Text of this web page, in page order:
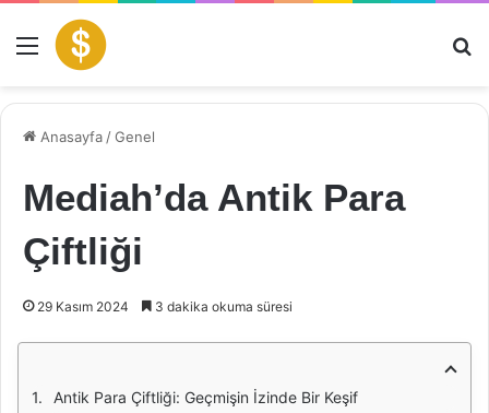
Menü
Anasayfa /Genel
Mediah’da Antik Para
Çiftliği
29 Kasım 2024 3 dakika okuma süresi
Antik Para Çiftliği: Geçmişin İzinde Bir Keşif